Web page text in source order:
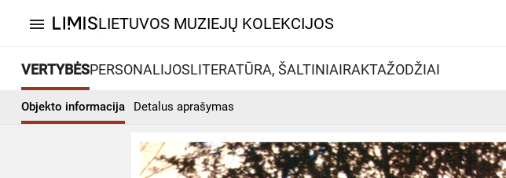
menu LIETUVOS MUZIEJŲ KOLEKCIJOS
VERTYBĖSPERSONALIJOSLITERATŪRA, ŠALTINIAIRAKTAŽODŽIAI
Objekto informacija Detalus aprašymas